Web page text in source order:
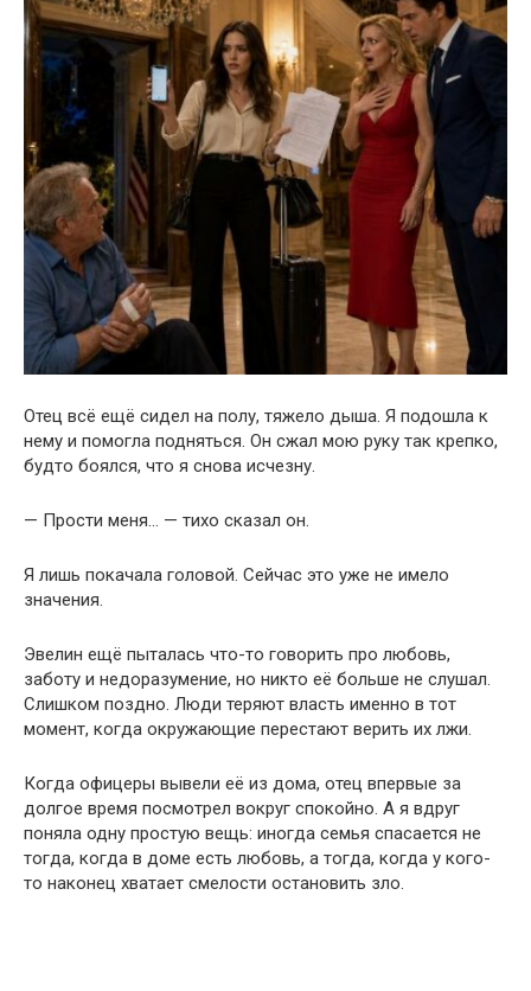
Отец всё ещё сидел на полу, тяжело дыша. Я подошла к
нему и помогла подняться. Он сжал мою руку так крепко,
будто боялся, что я снова исчезну.
— Прости меня… — тихо сказал он.
Я лишь покачала головой. Сейчас это уже не имело
значения.
Эвелин ещё пыталась что-то говорить про любовь,
заботу и недоразумение, но никто её больше не слушал.
Слишком поздно. Люди теряют власть именно в тот
момент, когда окружающие перестают верить их лжи.
Когда офицеры вывели её из дома, отец впервые за
долгое время посмотрел вокруг спокойно. А я вдруг
поняла одну простую вещь: иногда семья спасается не
тогда, когда в доме есть любовь, а тогда, когда у кого-
то наконец хватает смелости остановить зло.